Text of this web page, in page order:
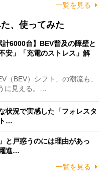
一覧を見る
、使ってみた
計6000台】BEV普及の障壁と
安」「充電のストレス」解
BEV）シフト」の潮流も、
に見える。…
状況で実感した「フォレスタ
…
と戸惑うのには理由があっ
進…
一覧を見る